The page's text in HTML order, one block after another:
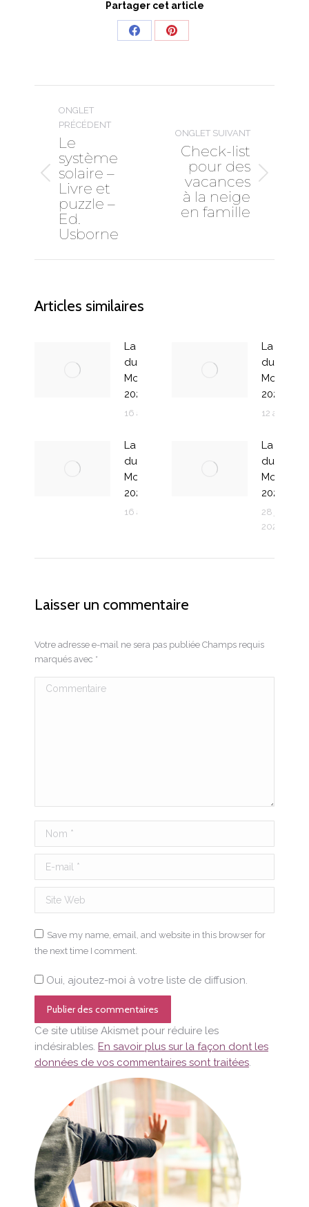
Partager cet article
Share
Share
Navigation
commentaire
ONGLET
PRÉCÉDENT
Onglet
précédent
Le
système
solaire –
Livre et
puzzle –
Ed.
Usborne
ONGLET SUIVANT
Onglet
suivant
Check-list
pour des
vacances
à la neige
en famille
Articles similaires
La Poutre
du temps
Montessori
2025-2026
16 août 2025
La Poutre
du temps
2024-
12 août
La poutre
du temps
Montessori
2023-2024
16 août 2023
La poutre
du temps
2022-
28 juillet
2022
Laisser un commentaire
Votre adresse e-mail ne sera pas publiée Champs requis
marqués avec *
Commentaire
Nom *
E-mail *
Site Web
Save my name, email, and website in this browser for
the next time I comment.
Oui, ajoutez-moi à votre liste de diffusion.
Publier des commentaires
Ce site utilise Akismet pour réduire les
indésirables. En savoir plus sur la façon dont les
données de vos commentaires sont traitées.